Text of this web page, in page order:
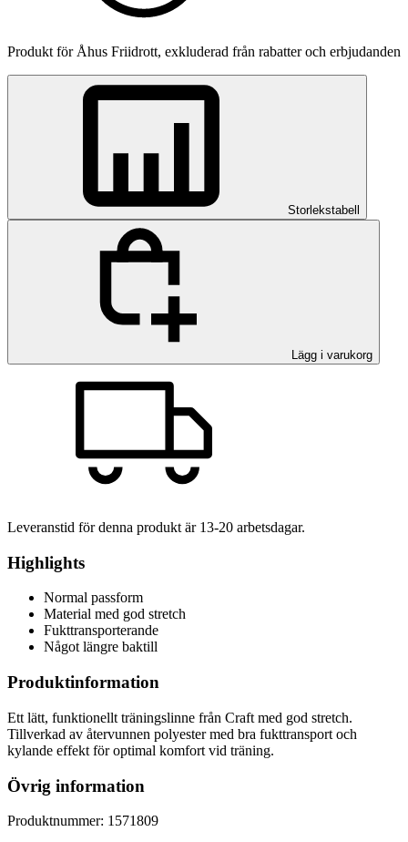
Produkt för Åhus Friidrott, exkluderad från rabatter och erbjudanden
Storlekstabell
Lägg i varukorg
Leveranstid för denna produkt är 13-20 arbetsdagar.
Highlights
Normal passform
Material med god stretch
Fukttransporterande
Något längre baktill
Produktinformation
Ett lätt, funktionellt träningslinne från Craft med god stretch.
Tillverkad av återvunnen polyester med bra fukttransport och
kylande effekt för optimal komfort vid träning.
Övrig information
Produktnummer: 1571809